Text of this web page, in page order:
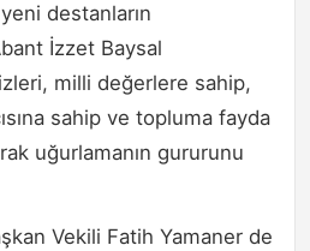
destanların
İzzet Baysal
milli değerlere sahip,
sahip ve topluma fayda
uğurlamanın gururunu
Vekili Fatih Yamaner de